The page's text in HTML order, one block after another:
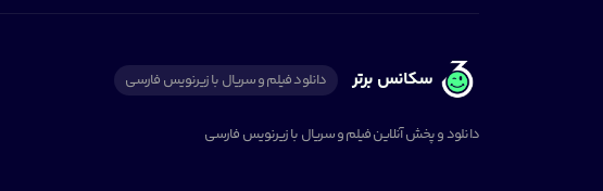
سکانس برتر دانلود فیلم و سریال با زیرنویس فارسی
دانلود و پخش آنلاین فیلم و سریال با زیرنویس فارسی